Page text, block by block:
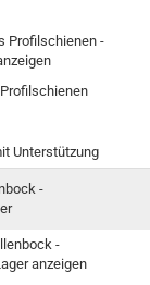
Profilschienen -
Unterstützung
-
-
anzeigen